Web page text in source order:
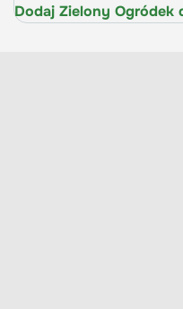
Dodaj Zielony Ogródek